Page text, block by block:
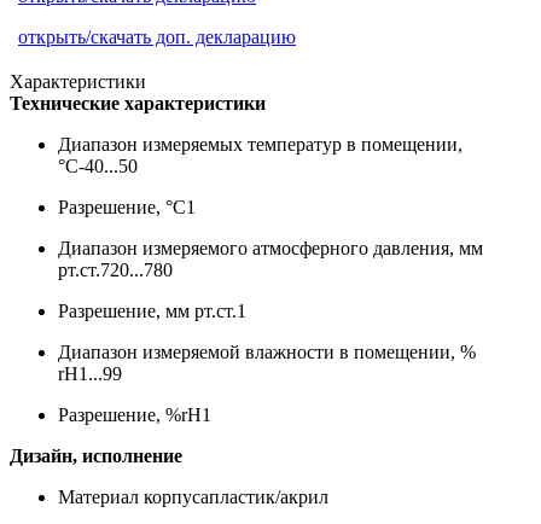
открыть/скачать доп. декларацию
Характеристики
Технические характеристики
Диапазон измеряемых температур в помещении,
°С-40...50
Разрешение, °С1
Диапазон измеряемого атмосферного давления, мм
рт.ст.720...780
Разрешение, мм рт.ст.1
Диапазон измеряемой влажности в помещении, %
rH1...99
Разрешение, %rH1
Дизайн, исполнение
Материал корпусапластик/акрил